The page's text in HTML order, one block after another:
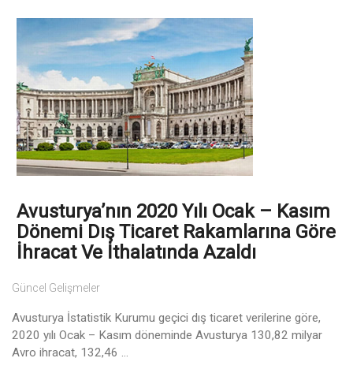
Avusturya’nın 2020 Yılı Ocak – Kasım
Dönemi Dış Ticaret Rakamlarına Göre
İhracat Ve İthalatında Azaldı
Güncel Gelişmeler
Avusturya İstatistik Kurumu geçici dış ticaret verilerine göre,
2020 yılı Ocak – Kasım döneminde Avusturya 130,82 milyar
Avro ihracat, 132,46 ...